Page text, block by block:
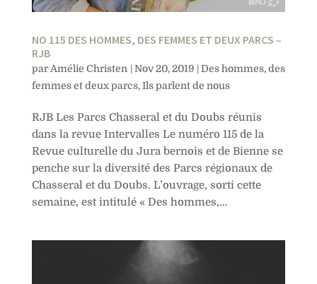
NO 115 DES HOMMES, DES FEMMES ET DEUX PARCS –
RJB
parAmélie Christen | Nov 20, 2019 | Des hommes, des
femmes et deux parcs,Ils parlent de nous
RJB Les Parcs Chasseral et du Doubs réunis
dans la revue Intervalles Le numéro 115 de la
Revue culturelle du Jura bernois et de Bienne se
penche sur la diversité des Parcs régionaux de
Chasseral et du Doubs. L’ouvrage, sorti cette
semaine, est intitulé « Des hommes,...